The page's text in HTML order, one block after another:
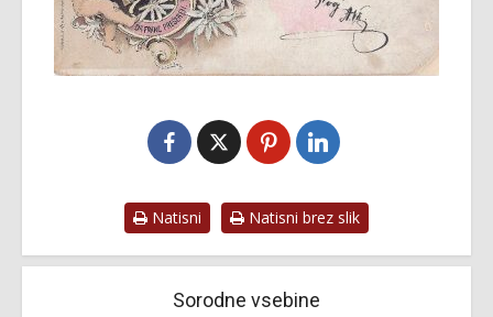
Natisni Natisni brez slik
Sorodne vsebine